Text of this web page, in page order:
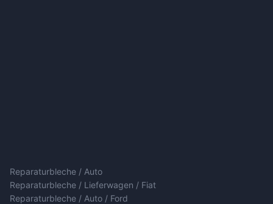
Reparaturbleche / Auto
Reparaturbleche / Lieferwagen / Fiat
Reparaturbleche / Auto / Ford